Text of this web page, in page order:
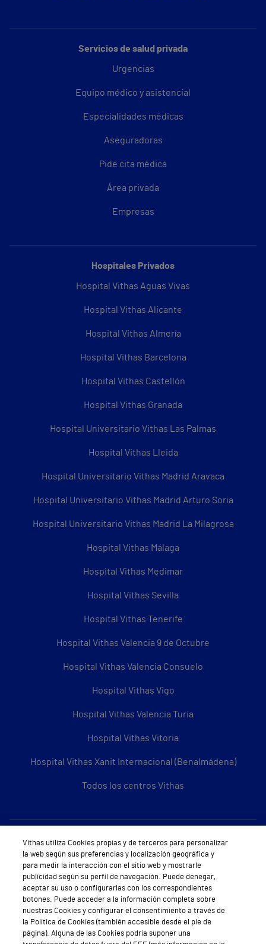
Servicios de salud privada
Urgencias
Equipo médico y asistencial
Especialidades médicas
Aseguradoras
Pide cita médica
Área privada
Empresas
Hospitales Privados
Hospital Vithas Aguas Vivas
Hospital Vithas Alicante
Hospital Vithas Almería
Hospital Vithas Barcelona
Hospital Vithas Castellón
Hospital Vithas Granada
Hospital Universitario Vithas Las Palmas
Hospital Vithas Lleida
Hospital Universitario Vithas Madrid Aravaca
Hospital Universitario Vithas Madrid Arturo Soria
Hospital Universitario Vithas Madrid La Milagrosa
Hospital Vithas Málaga
Hospital Vithas Medimar
Hospital Vithas Sevilla
Hospital Vithas Tenerife
Hospital Vithas Valencia 9 de Octubre
Hospital Vithas Valencia Consuelo
Hospital Vithas Vigo
Hospital Vithas Valencia Turia
Hospital Vithas Vitoria
Hospital Vithas Xanit Internacional (Benalmádena)
Todos los centros Vithas
Sobre Vithas
Quiénes somos
Trabajar en Vithas
Teléfono Cita Médica
Teléfono Atención al Cliente
Vithas utiliza Cookies propias y de terceros para personalizar
la web según sus preferencias y localización geográfica y
para medir la interacción con el sitio web y mostrarle
publicidad según su perfil de navegación. Puede denegar,
aceptar su uso o configurarlas con los correspondientes
botones. Puede acceder a la información completa sobre
nuestras Cookies y configurar el consentimiento a través de
la Política de Cookies (también accesible desde el pie de
página). Alguna de las Cookies podría suponer una